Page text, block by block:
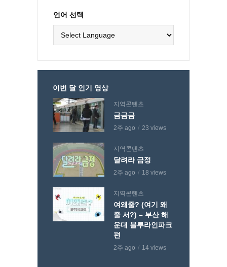
언어 선택
이번 달 인기 영상
지역콘텐츠
금금금
2주 ago 23 views
지역콘텐츠
달려라 금정
2주 ago 18 views
지역콘텐츠
여왜줄? (여기 왜
줄 서?) – 부산 해
운대 블루라인파크
편
2주 ago 14 views